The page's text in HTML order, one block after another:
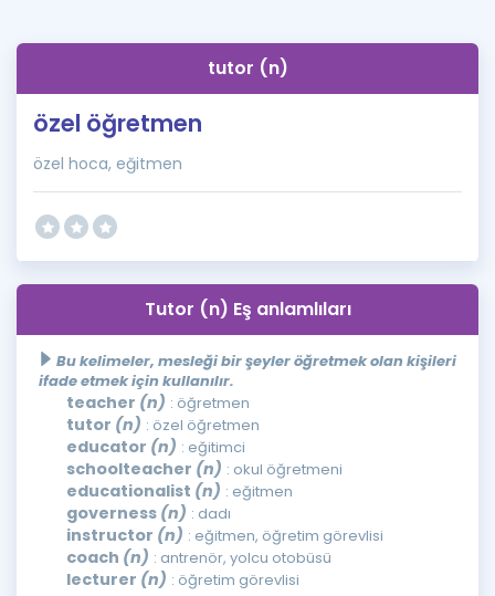
tutor (n)
özel öğretmen
özel hoca, eğitmen
Tutor (n) Eş anlamlıları
Bu kelimeler, mesleği bir şeyler öğretmek olan kişileri
ifade etmek için kullanılır.
teacher (n) : öğretmen
tutor (n) : özel öğretmen
educator (n) : eğitimci
schoolteacher (n) : okul öğretmeni
educationalist (n) : eğitmen
governess (n) : dadı
instructor (n) : eğitmen, öğretim görevlisi
coach (n) : antrenör, yolcu otobüsü
lecturer (n) : öğretim görevlisi